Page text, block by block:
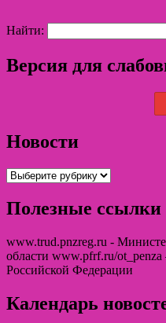
Найти:
Версия для
Новости
Полезные ссылки
www.trud.pnzreg.ru -
области www.pfrf.ru/
Российской Федерации
Календарь